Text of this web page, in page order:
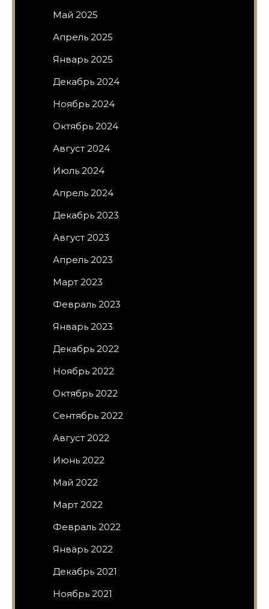
Май 2025
Апрель 2025
Январь 2025
Декабрь 2024
Ноябрь 2024
Октябрь 2024
Август 2024
Июль 2024
Апрель 2024
Декабрь 2023
Август 2023
Апрель 2023
Март 2023
Февраль 2023
Январь 2023
Декабрь 2022
Ноябрь 2022
Октябрь 2022
Сентябрь 2022
Август 2022
Июнь 2022
Май 2022
Март 2022
Февраль 2022
Январь 2022
Декабрь 2021
Ноябрь 2021